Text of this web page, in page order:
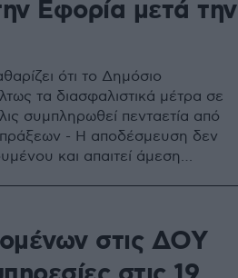
Εφορία μετά την
ότι το Δημόσιο
τα διασφαλιστικά μέτρα σε
συμπληρωθεί πενταετία από
πράξεων - Η αποδέσμευση δεν
και απαιτεί άμεση
στις ΔΟΥ